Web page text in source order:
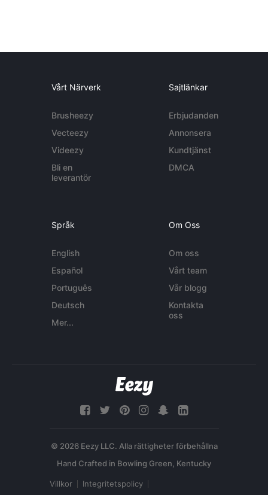
Vårt Närverk
Brusheezy
Vecteezy
Videezy
Bli en
leverantör
Sajtlänkar
Erbjudanden
Annonsera
Kundtjänst
DMCA
Språk
English
Español
Português
Deutsch
Mer...
Om Oss
Om oss
Vårt team
Vår blogg
Kontakta
oss
© 2026 Eezy LLC. Alla rättigheter förbehållna
Villkor Integritetspolicy